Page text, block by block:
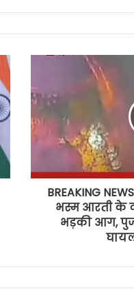
BREAKING
भस्म आरती के
भड़की आग,